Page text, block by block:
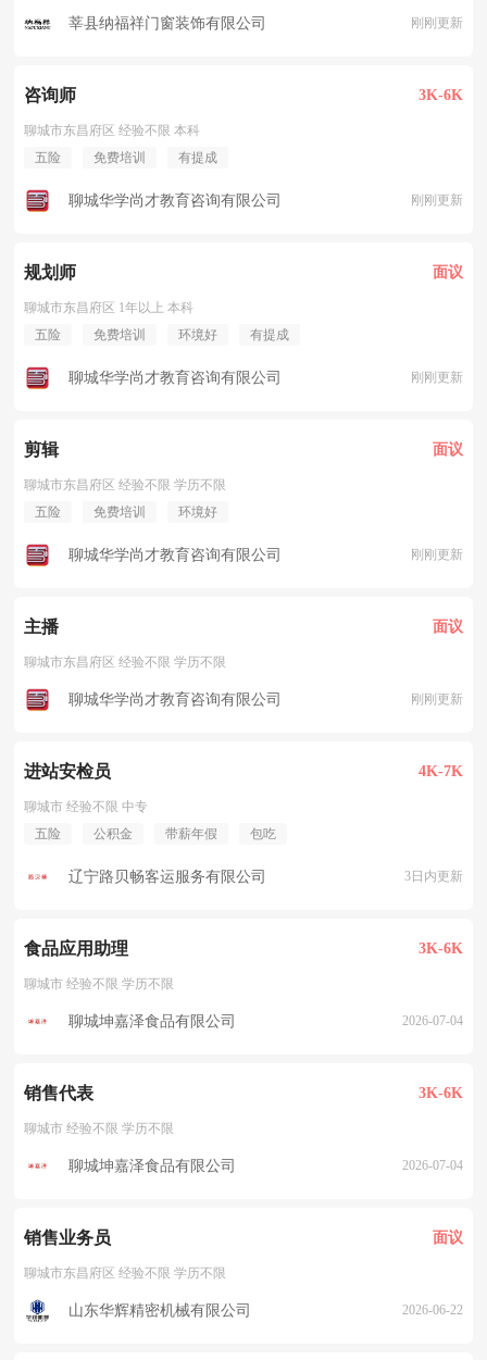
莘县纳福祥门窗装饰有限公司 刚刚更新
咨询师 3K-6K
聊城市东昌府区 经验不限 本科
五险
免费培训 有提成
聊城华学尚才教育咨询有限公司 刚刚更新
规划师 面议
聊城市东昌府区 1年以上 本科
五险
免费培训 环境好 有提成
聊城华学尚才教育咨询有限公司 刚刚更新
剪辑 面议
聊城市东昌府区 经验不限 学历不限
五险
免费培训 环境好
聊城华学尚才教育咨询有限公司 刚刚更新
主播 面议
聊城市东昌府区 经验不限 学历不限
聊城华学尚才教育咨询有限公司 刚刚更新
进站安检员 4K-7K
聊城市 经验不限 中专
五险
公积金 带薪年假 包吃
辽宁路贝畅客运服务有限公司 3日内更新
食品应用助理 3K-6K
聊城市 经验不限 学历不限
聊城坤嘉泽食品有限公司 2026-07-04
销售代表 3K-6K
聊城市 经验不限 学历不限
聊城坤嘉泽食品有限公司 2026-07-04
销售业务员 面议
聊城市东昌府区 经验不限 学历不限
山东华辉精密机械有限公司 2026-06-22